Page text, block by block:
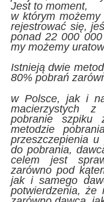
Jest to moment,
w którym
rejestrować się,
ponad 22 000
my możemy
Istnieją dwie
80% pobrań
w Polsce, jak i
macierzystych
pobranie szpiku
metodzie
przeszczepienia
do pobrania,
celem jest
zarówno pod
jak i samego
potwierdzenia, że